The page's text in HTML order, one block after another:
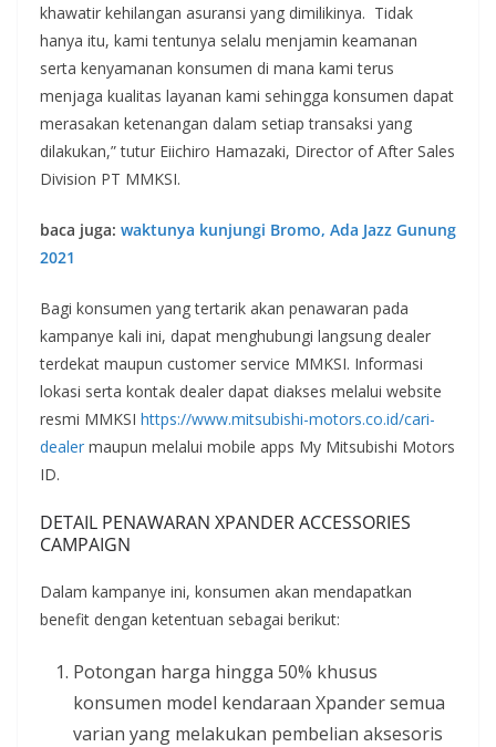
khawatir kehilangan asuransi yang dimilikinya. Tidak
hanya itu, kami tentunya selalu menjamin keamanan
serta kenyamanan konsumen di mana kami terus
menjaga kualitas layanan kami sehingga konsumen dapat
merasakan ketenangan dalam setiap transaksi yang
dilakukan,” tutur Eiichiro Hamazaki, Director of After Sales
Division PT MMKSI.
baca juga: waktunya kunjungi Bromo, Ada Jazz Gunung
2021
Bagi konsumen yang tertarik akan penawaran pada
kampanye kali ini, dapat menghubungi langsung dealer
terdekat maupun customer service MMKSI. Informasi
lokasi serta kontak dealer dapat diakses melalui website
resmi MMKSI https://www.mitsubishi-motors.co.id/cari-
dealer maupun melalui mobile apps My Mitsubishi Motors
ID.
DETAIL PENAWARAN XPANDER ACCESSORIES
CAMPAIGN
Dalam kampanye ini, konsumen akan mendapatkan
benefit dengan ketentuan sebagai berikut:
Potongan harga hingga 50% khusus
konsumen model kendaraan Xpander semua
varian yang melakukan pembelian aksesoris